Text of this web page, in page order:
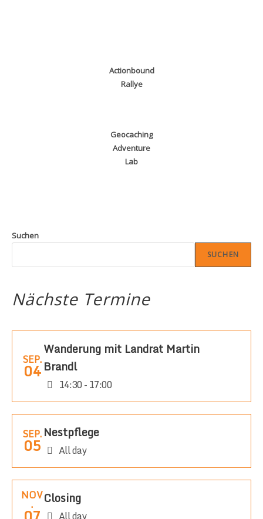
Actionbound
Rallye
Geocaching
Adventure
Lab
Suchen
SUCHEN
Nächste Termine
SEP.
04
Wanderung mit Landrat Martin
Brandl
14:30 - 17:00
SEP.
05
Nestpflege
All day
NOV
. Closing
All day